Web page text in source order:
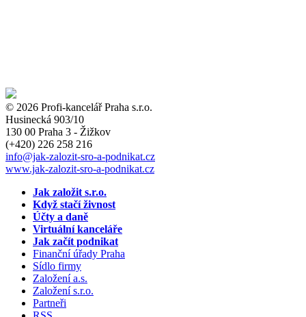
© 2026 Profi-kancelář Praha s.r.o.
Husinecká 903/10
130 00 Praha 3 - Žižkov
(+420) 226 258 216
info@jak-zalozit-sro-a-podnikat.cz
www.jak-zalozit-sro-a-podnikat.cz
Jak založit s.r.o.
Když stačí živnost
Účty a daně
Virtuální kanceláře
Jak začít podnikat
Finanční úřady Praha
Sídlo firmy
Založení a.s.
Založení s.r.o.
Partneři